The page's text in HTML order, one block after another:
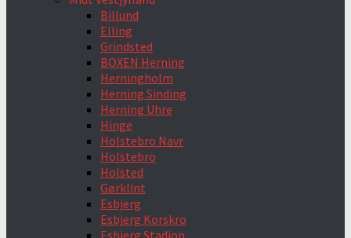
Billund
Elling
Grindsted
BOXEN Herning
Herningholm
Herning Sinding
Herning Uhre
Hinge
Holstebro Navr
Holstebro
Holsted
Gørklint
Esbjerg
Esbjerg Korskro
Esbjerg Stadion